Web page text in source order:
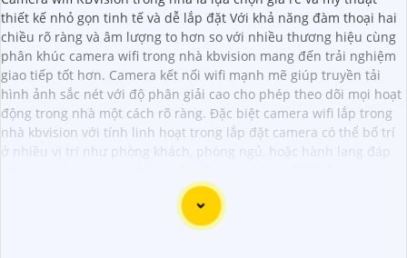
thiết kế nhỏ gọn tinh tế và dễ lắp đặt Với khả năng đàm thoại hai
chiều rõ ràng và âm lượng to hơn so với nhiều thương hiệu cùng
phân khúc camera wifi trong nhà kbvision mang đến trải nghiệm
giao tiếp tốt hơn. Camera kết nối wifi mạnh mẽ giúp truyền tải
hình ảnh sắc nét với độ phân giải cao cho phép theo dõi mọi hoạt
động trong nhà một cách rõ ràng. Đặc biệt camera wifi lắp trong
nhà kbvision với tính linh hoạt trong lắp đặt camera có thể bố trí
ở nhiều vị trí như phòng khách, phòng ngủ, hoặc hành lang đáp
đảm bảo sự an tâm cho người dùng.